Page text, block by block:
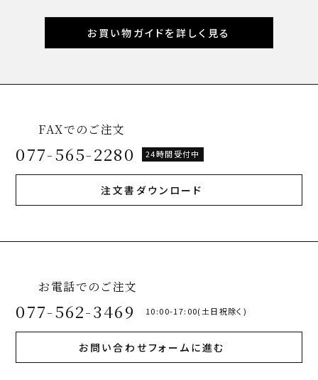
お買い物ガイドを詳しく見る
FAXでのご注文
077-565-2280 24時間受付中
注文書ダウンロード
お電話でのご注文
077-562-3469 10:00-17:00(土日祝除く)
お問い合わせフォームに進む